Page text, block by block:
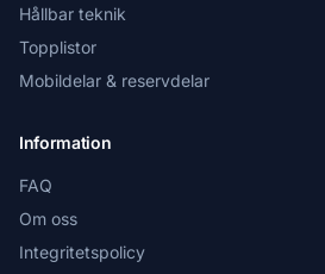
Hållbar teknik
Topplistor
Mobildelar & reservdelar
Information
FAQ
Om oss
Integritetspolicy